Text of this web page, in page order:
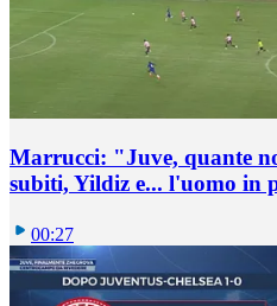
Marrucci: "Juve, quante
subiti, Yildiz e... l'uomo in
00:27